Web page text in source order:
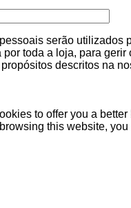
serão utilizados
toda a loja, para gerir
descritos na
to offer you a better
this website,